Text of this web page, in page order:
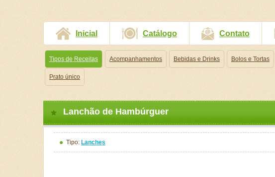
Inicial Catálogo Contato
Tipos de Receitas Acompanhamentos Bebidas e Drinks Bolos e Tortas
Prato único
Lanchão de Hambúrguer
Tipo: Lanches